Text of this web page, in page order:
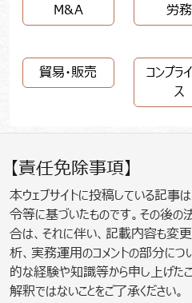
M&A 労務
貿易・販売
コンプラ
ス
【責任免除事項】
本ウェブサイトに投稿している記
令等に基づいたものです。その後
合は、それに伴い、記載内容も変
析、実務運用のコメントの部分につ
的な経験や知識等から申し上げた
解釈ではないことをご了承ください。